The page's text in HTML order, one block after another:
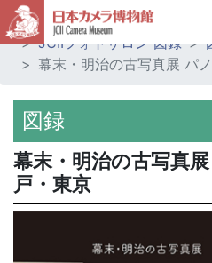
ホーム
ミュージアムショッ
JCIIフォトサロン 図録
幕末・明治の古写真展 パ
図録
幕末・明治の古写真
戸・東京